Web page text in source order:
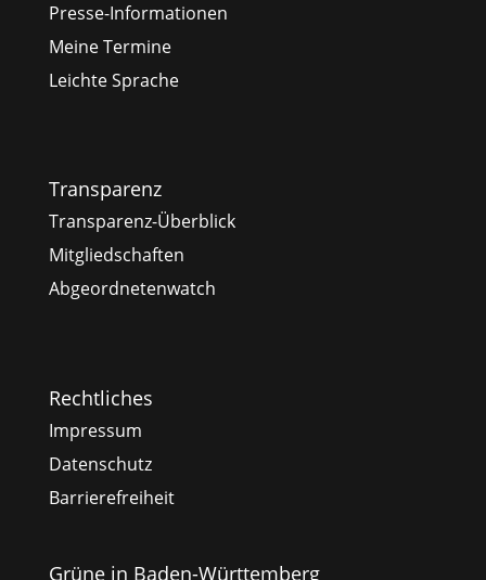
Presse-Informationen
Meine Termine
Leichte Sprache
Transparenz
Transparenz-Überblick
Mitgliedschaften
Abgeordnetenwatch
Rechtliches
Impressum
Datenschutz
Barrierefreiheit
Grüne in Baden-Württemberg